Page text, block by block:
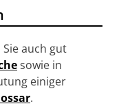
auch gut
sowie in
einiger
.